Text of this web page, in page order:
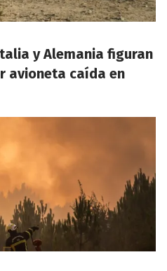
y Alemania figuran
avioneta caída en